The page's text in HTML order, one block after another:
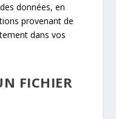
données, en
provenant de
dans vos
FICHIER